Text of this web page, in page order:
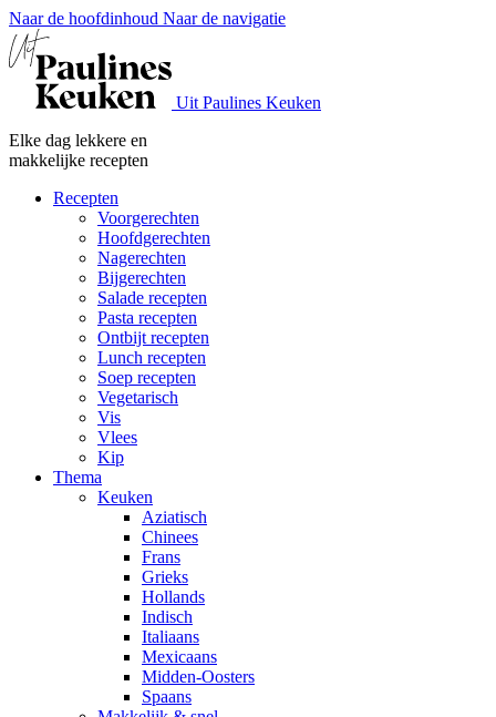
Naar de hoofdinhoud Naar de navigatie
Uit Paulines Keuken
Elke dag lekkere en
makkelijke recepten
Recepten
Voorgerechten
Hoofdgerechten
Nagerechten
Bijgerechten
Salade recepten
Pasta recepten
Ontbijt recepten
Lunch recepten
Soep recepten
Vegetarisch
Vis
Vlees
Kip
Thema
Keuken
Aziatisch
Chinees
Frans
Grieks
Hollands
Indisch
Italiaans
Mexicaans
Midden-Oosters
Spaans